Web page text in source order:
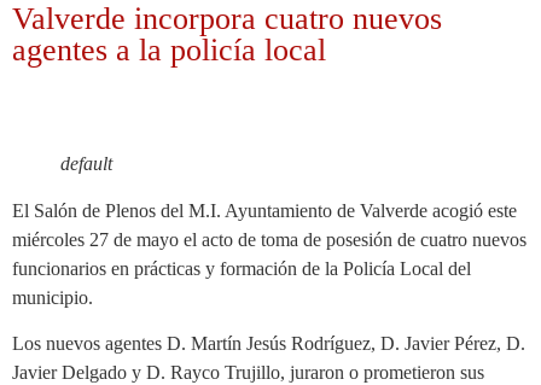
Valverde incorpora cuatro nuevos
agentes a la policía local
default
El Salón de Plenos del M.I. Ayuntamiento de Valverde acogió este
miércoles 27 de mayo el acto de toma de posesión de cuatro nuevos
funcionarios en prácticas y formación de la Policía Local del
municipio.
Los nuevos agentes D. Martín Jesús Rodríguez, D. Javier Pérez, D.
Javier Delgado y D. Rayco Trujillo, juraron o prometieron sus